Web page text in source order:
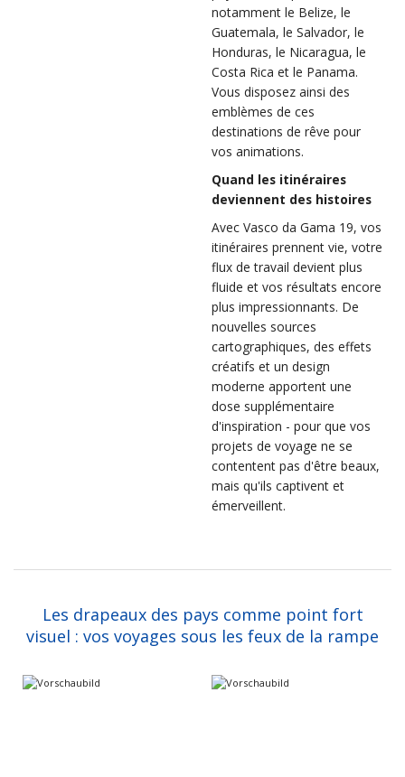
notamment le Belize, le
Guatemala, le Salvador, le
Honduras, le Nicaragua, le
Costa Rica et le Panama.
Vous disposez ainsi des
emblèmes de ces
destinations de rêve pour
vos animations.
Quand les itinéraires
deviennent des histoires
Avec Vasco da Gama 19, vos
itinéraires prennent vie, votre
flux de travail devient plus
fluide et vos résultats encore
plus impressionnants. De
nouvelles sources
cartographiques, des effets
créatifs et un design
moderne apportent une
dose supplémentaire
d'inspiration - pour que vos
projets de voyage ne se
contentent pas d'être beaux,
mais qu'ils captivent et
émerveillent.
Les drapeaux des pays comme point fort
visuel : vos voyages sous les feux de la rampe